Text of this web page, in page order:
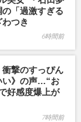
「過激すぎる
つき
6時間前
撃のすっぴん
い》の声…“お
好感度爆上が
7時間前